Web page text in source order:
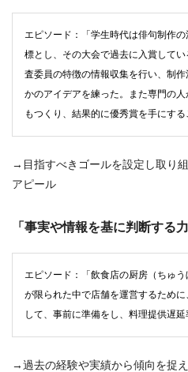
エピソード：「学生時代は俳句制作
標とし、その大会で過去に入賞して
査委員の特徴の情報収集を行い、制
かのアイデアを練った。また専門の
もつくり、結果的に優秀賞を手にする
→目指すべきゴールを設定し取り
アピール
「事実や情報を基に判断する
エピソード：「飲食店の厨房（ちゅ
が限られた中で店舗を運営するため
して、事前に準備をし、料理提供遅延
→過去の経験や実績から傾向を捉